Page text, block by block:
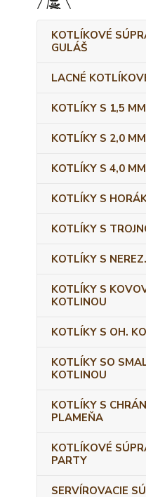
KOTLÍKOVÉ
GULÁŠ
LACNÉ
KOTLÍKY S 1,5
KOTLÍKY S 2,0
KOTLÍKY S 4,0
KOTLÍKY S
KOTLÍKY S
KOTLÍKY S
KOTLÍKY S
KOTLINOU
KOTLÍKY S OH.
KOTLÍKY SO
KOTLINOU
KOTLÍKY S
PLAMEŇA
KOTLÍKOVÉ
PARTY
SERVÍROVACIE